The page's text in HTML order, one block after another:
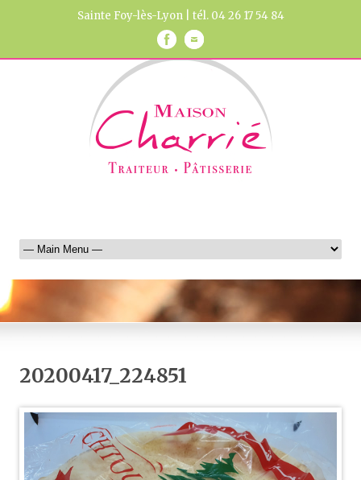
Sainte Foy-lès-Lyon | tél. 04 26 17 54 84
20200417_224851